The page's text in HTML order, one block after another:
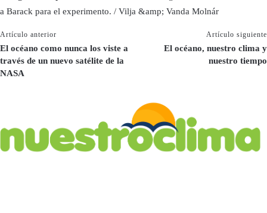
a Barack para el experimento. / Vilja &amp; Vanda Molnár
Artículo anterior
El océano como nunca los viste a
través de un nuevo satélite de la
NASA
Artículo siguiente
El océano, nuestro clima y
nuestro tiempo